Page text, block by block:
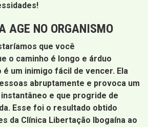
AGE NO ORGANISMO
que você
o caminho é longo e árduo
é um inimigo fácil de vencer. Ela
abruptamente e provoca um
e que progride de
Esse foi o resultado obtido
da Clínica Libertação Ibogaína ao